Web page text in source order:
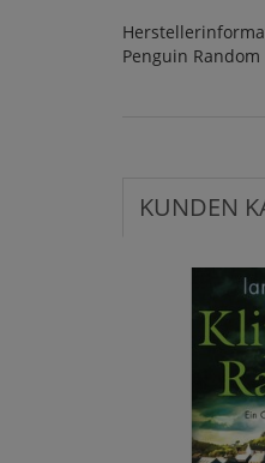
Penguin
KUNDEN